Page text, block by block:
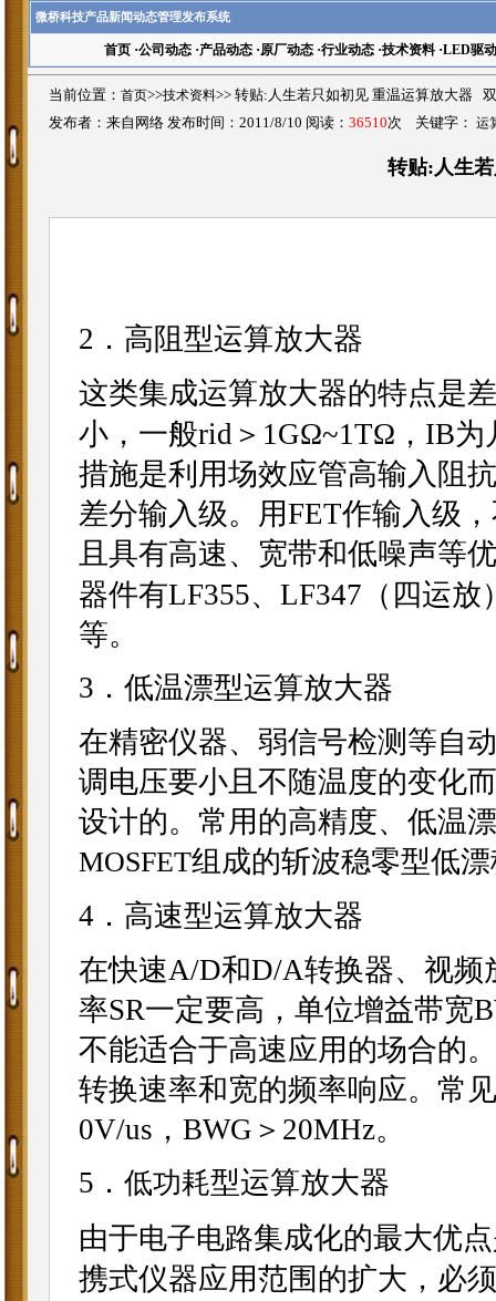
微桥科技产品新闻动态管理发布系统
首页·公司动态·产品动态·原厂动态·行业动态·技术资料·LED驱动
当前位置： 首页>>技术资料>> 转贴:人生若只如初见 重温运算放大器
发布者：来自网络 发布时间：2011/8/10 阅读： 36510次 关键字： 运
转贴:人生
2．高阻型运算放大器
这类集成运算放大器的特点是
小，一般rid＞1GΩ~1TΩ，IB为
措施是利用场效应管高输入阻
差分输入级。用FET作输入级
且具有高速、宽带和低噪声等
器件有LF355、LF347（四运
等。
3．低温漂型运算放大器
在精密仪器、弱信号检测等自
调电压要小且不随温度的变化
设计的。常用的高精度、低温
MOSFET组成的斩波稳零型低
4．高速型运算放大器
在快速A/D和D/A转换器、视频
率SR一定要高，单位增益带宽
不能适合于高速应用的场合的
转换速率和宽的频率响应。常
0V/us，BWG＞20MHz。
5． 低功耗型运算放大器
由于电子电路集成化的最大优
携式仪器应用范围的扩大，必